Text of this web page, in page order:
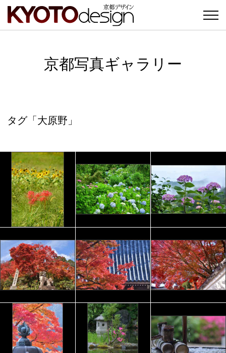
京都写真ギャラリー
タグ「大原野」